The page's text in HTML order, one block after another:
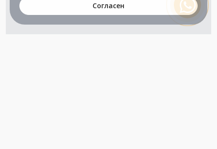
Согласен